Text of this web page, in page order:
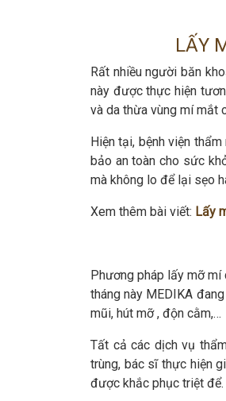
LẤY
Rất nhiều người băn
này được thực hiện
và da thừa vùng mí mắt
Hiện tại, bệnh viện
bảo an toàn cho sức
mà không lo để lại sẹo
Xem thêm bài viết: Lấy
Phương pháp lấy mỡ mí
tháng này MEDIKA
mũi, hút mỡ , độn cằm,…
Tất cả các dịch vụ
trùng, bác sĩ thực hiện
được khắc phục triệt để.